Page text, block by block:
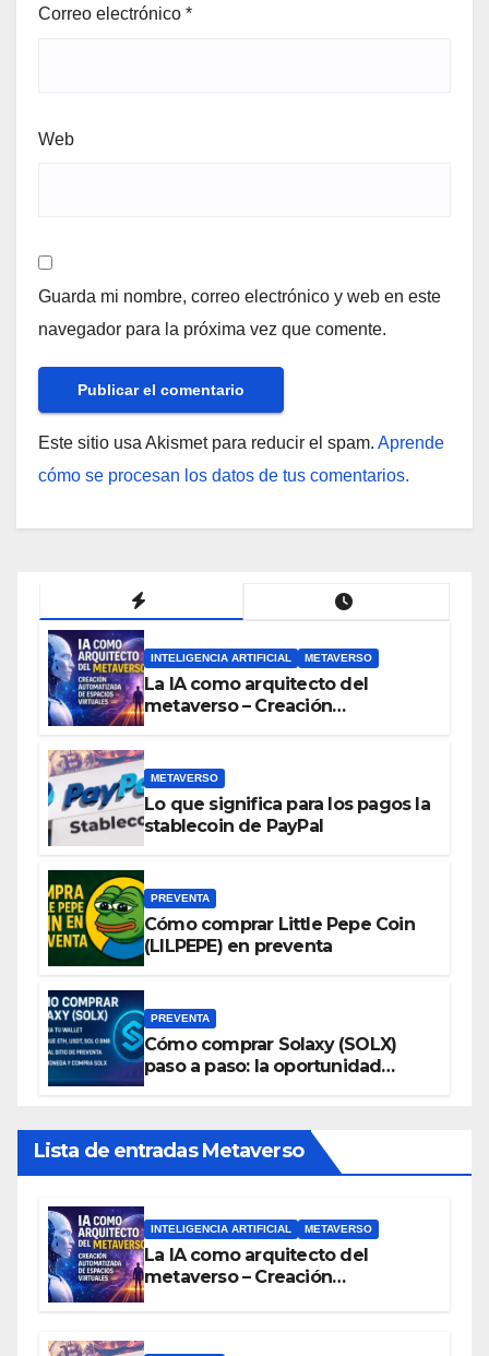
Correo electrónico *
Web
Guarda mi nombre, correo electrónico y web en este
navegador para la próxima vez que comente.
Este sitio usa Akismet para reducir el spam. Aprende
cómo se procesan los datos de tus comentarios.
INTELIGENCIA ARTIFICIAL METAVERSO
La IA como arquitecto del
metaverso – Creación
METAVERSO
Lo que significa para los pagos la
stablecoin de PayPal
PREVENTA
Cómo comprar Little Pepe Coin
(LILPEPE) en preventa
PREVENTA
Cómo comprar Solaxy (SOLX)
paso a paso: la oportunidad
Lista de entradas Metaverso
INTELIGENCIA ARTIFICIAL METAVERSO
La IA como arquitecto del
metaverso – Creación